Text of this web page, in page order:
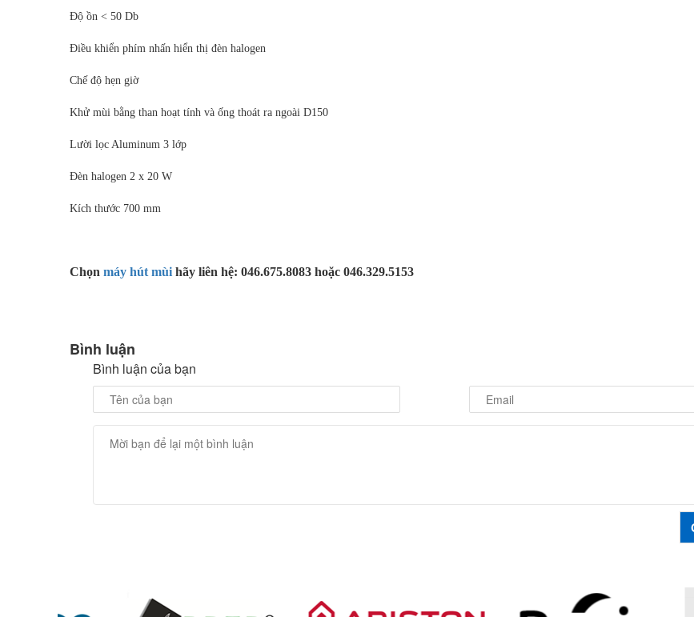
Độ ồn < 50 Db
Điều khiển phím nhấn hiển thị đèn halogen
Chế độ hẹn giờ
Khử mùi bằng than hoạt tính và ống thoát ra ngoài D150
Lười lọc Aluminum 3 lớp
Đèn halogen 2 x 20 W
Kích thước 700 mm
Chọn máy hút mùi hãy liên hệ: 046.675.8083 hoặc 046.329.5153
Bình luận
Bình luận của bạn